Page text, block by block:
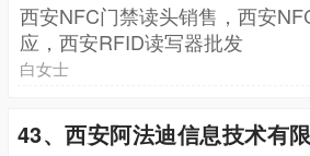
西安NFC门禁读头销售，西安
应，西安RFID读写器批发
白女士
43、西安阿法迪信息技术有